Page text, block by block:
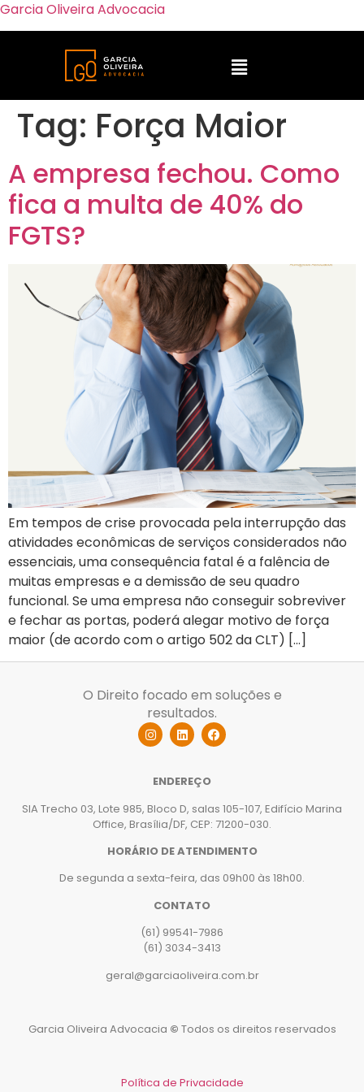
Garcia Oliveira Advocacia
Tag: Força Maior
A empresa fechou. Como
fica a multa de 40% do
FGTS?
Em tempos de crise provocada pela interrupção das
atividades econômicas de serviços considerados não
essenciais, uma consequência fatal é a falência de
muitas empresas e a demissão de seu quadro
funcional. Se uma empresa não conseguir sobreviver
e fechar as portas, poderá alegar motivo de força
maior (de acordo com o artigo 502 da CLT) […]
O Direito focado em soluções e
resultados.
ENDEREÇO
SIA Trecho 03, Lote 985, Bloco D, salas 105-107, Edifício Marina
Office, Brasília/DF, CEP: 71200-030.
HORÁRIO DE ATENDIMENTO
De segunda a sexta-feira, das 09h00 às 18h00.
CONTATO
(61) 99541-7986
(61) 3034-3413
geral@garciaoliveira.com.br
Garcia Oliveira Advocacia © Todos os direitos reservados
Política de Privacidade